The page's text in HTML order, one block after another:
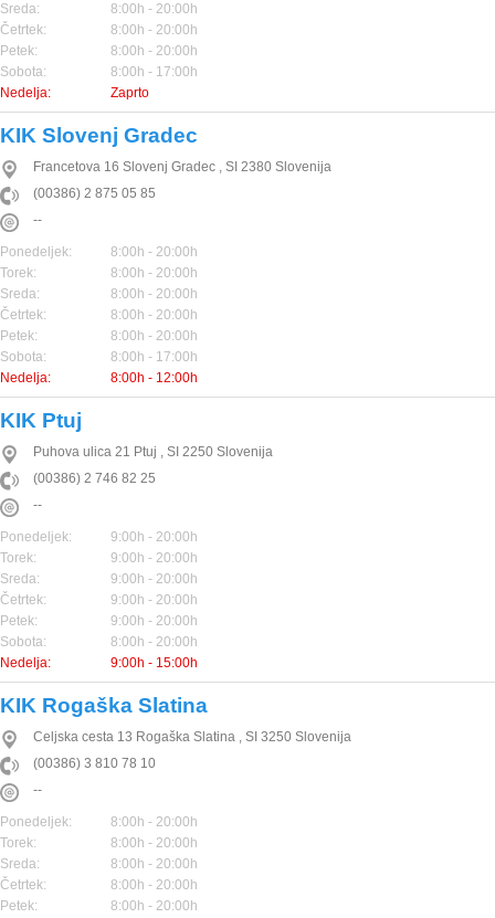
Sreda:
8:00h - 20:00h
Četrtek:
8:00h - 20:00h
Petek:
8:00h - 20:00h
Sobota:
8:00h - 17:00h
Nedelja:
Zaprto
KIK Slovenj Gradec
Francetova 16 Slovenj Gradec , SI 2380 Slovenija
(00386) 2 875 05 85
--
Ponedeljek:
8:00h - 20:00h
Torek:
8:00h - 20:00h
Sreda:
8:00h - 20:00h
Četrtek:
8:00h - 20:00h
Petek:
8:00h - 20:00h
Sobota:
8:00h - 17:00h
Nedelja:
8:00h - 12:00h
KIK Ptuj
Puhova ulica 21 Ptuj , SI 2250 Slovenija
(00386) 2 746 82 25
--
Ponedeljek:
9:00h - 20:00h
Torek:
9:00h - 20:00h
Sreda:
9:00h - 20:00h
Četrtek:
9:00h - 20:00h
Petek:
9:00h - 20:00h
Sobota:
8:00h - 20:00h
Nedelja:
9:00h - 15:00h
KIK Rogaška Slatina
Celjska cesta 13 Rogaška Slatina , SI 3250 Slovenija
(00386) 3 810 78 10
--
Ponedeljek:
8:00h - 20:00h
Torek:
8:00h - 20:00h
Sreda:
8:00h - 20:00h
Četrtek:
8:00h - 20:00h
Petek:
8:00h - 20:00h